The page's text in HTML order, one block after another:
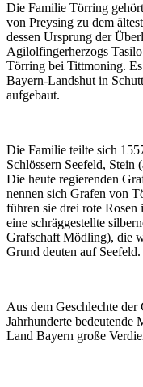
Die Familie Törring
von Preysing zu dem
dessen Ursprung der
Agilolfingerherzogs
Törring bei Tittmoning.
Bayern-Landshut in
aufgebaut.
Die Familie teilte sich
Schlössern Seefeld, Stein
Die heute regierenden
nennen sich Grafen von
führen sie drei rote Rosen
eine schräggestellte
Grafschaft Mödling), die
Grund deuten auf Seefeld.
Aus dem Geschlechte
Jahrhunderte bedeutende
Land Bayern große